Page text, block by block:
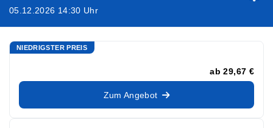
05.12.2026 14:30 Uhr
NIEDRIGSTER PREIS
ab 29,67 €
Zum Angebot